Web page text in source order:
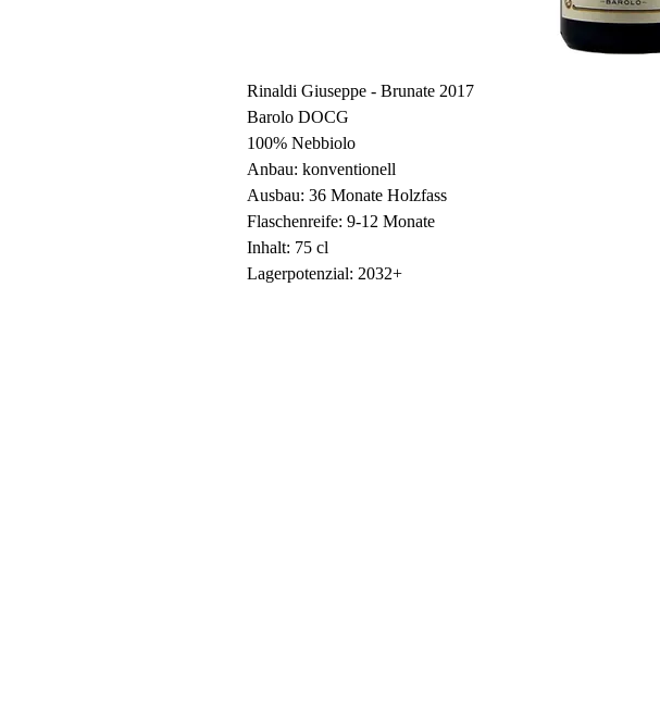
Rinaldi Giuseppe - Brunate 2017
Barolo DOCG
100% Nebbiolo
Anbau: konventionell
Ausbau: 36 Monate Holzfass
Flaschenreife: 9-12 Monate
Inhalt: 75 cl
Lagerpotenzial: 2032+